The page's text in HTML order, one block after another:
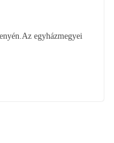
egyházmegyei